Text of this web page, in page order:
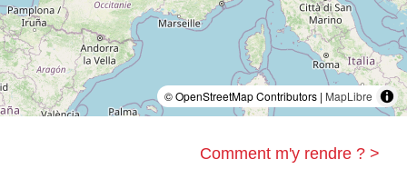
© OpenStreetMap Contributors | MapLibre
Comment m'y rendre ? >